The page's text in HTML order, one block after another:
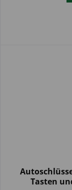
Tasten